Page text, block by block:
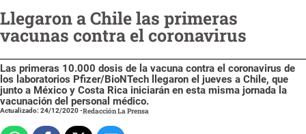
Llegaron a Chile las primeras
vacunas contra el coronavirus
Las primeras 10.000 dosis de la vacuna contra el coronavirus de
los laboratorios Pfizer/BioNTech llegaron el jueves a Chile, que
junto a México y Costa Rica iniciarán en esta misma jornada la
vacunación del personal médico.
Actualizado: 24/12/2020-Redacción La Prensa